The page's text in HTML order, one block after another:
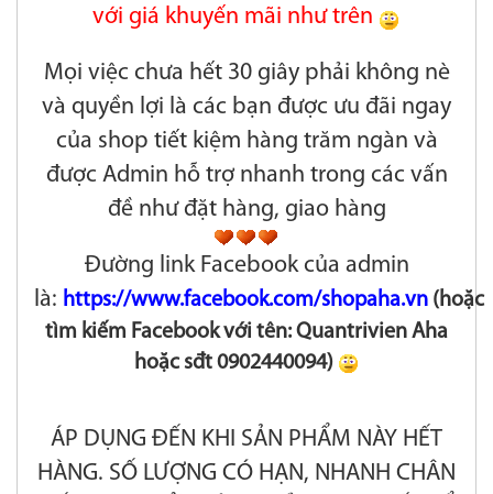
với giá khuyến mãi như trên
Mọi việc chưa hết 30 giây phải không nè
và quyền lợi là các bạn được ưu đãi ngay
của shop tiết kiệm hàng trăm ngàn và
được Admin hỗ trợ nhanh trong các vấn
đề như đặt hàng, giao hàng
Đường link Facebook của admin
là: https://www.facebook.com/shopaha.vn (hoặc
tìm kiếm Facebook với tên: Quantrivien Aha
hoặc sđt 0902440094)
ÁP DỤNG ĐẾN KHI SẢN PHẨM NÀY HẾT
HÀNG. SỐ LƯỢNG CÓ HẠN, NHANH CHÂN